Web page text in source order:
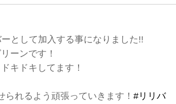
として加入する事になりました!!
ーンです！
キドキしてます！
れるよう頑張っていきます！ #リリバ